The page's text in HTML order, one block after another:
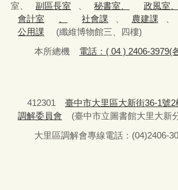
室、
副區長室 、 秘書室、 政風室、
會計室
、 社會課 、 農建課 、
公用課
(纖維博物館三、四樓)
本所總機
電話：( 04 ) 2406-3979(
412301 臺中市大里區大新街36-1號2
調解委員會
(臺中市立圖書館大里大新
大里區調解會專線電話：(04)2406-